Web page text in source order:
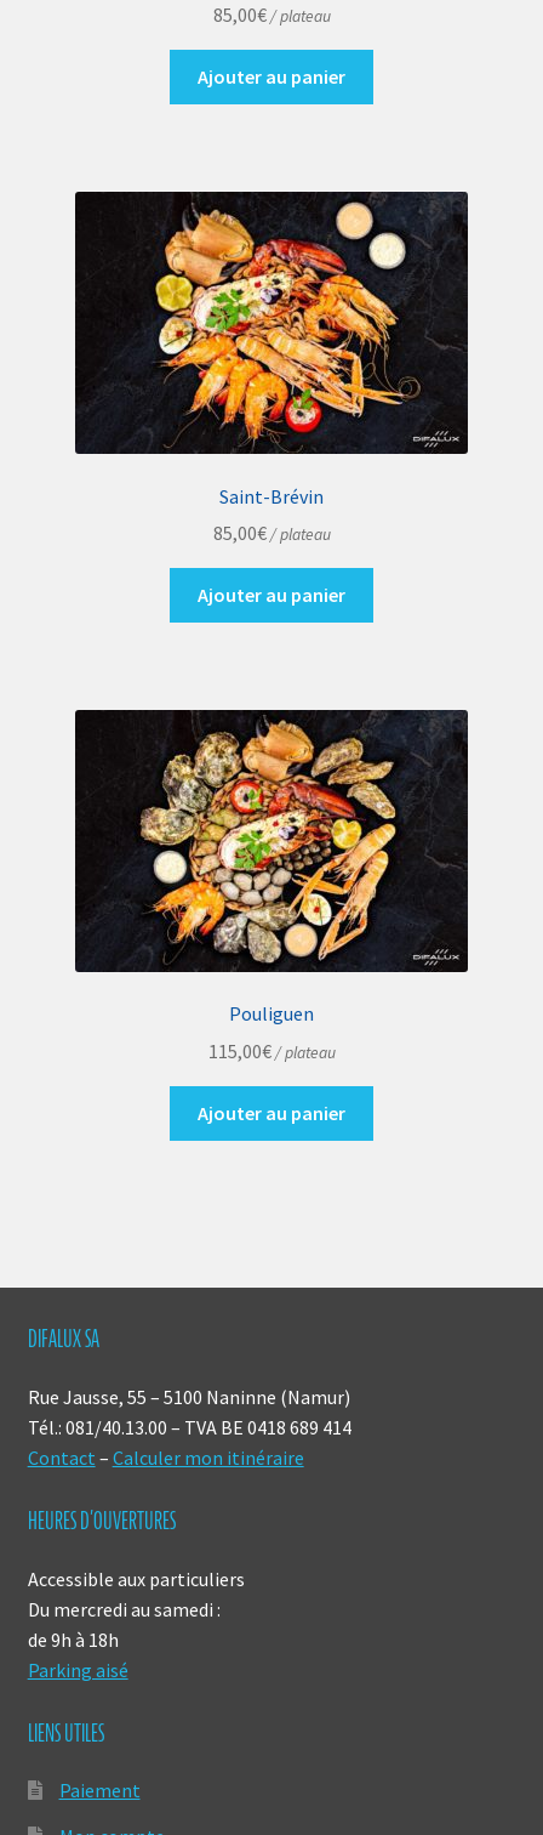
85,00€/ plateau
Ajouter au panier
Saint-Brévin
85,00€/ plateau
Ajouter au panier
Pouliguen
115,00€/ plateau
Ajouter au panier
DIFALUX SA
Rue Jausse, 55 – 5100 Naninne (Namur)
Tél.: 081/40.13.00 – TVA BE 0418 689 414
Contact – Calculer mon itinéraire
HEURES D’OUVERTURES
Accessible aux particuliers
Du mercredi au samedi :
de 9h à 18h
Parking aisé
LIENS UTILES
Paiement